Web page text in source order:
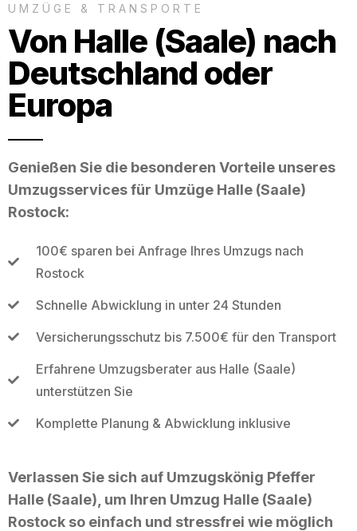
UMZÜGE & TRANSPORTE
Von Halle (Saale) nach
Deutschland oder
Europa
Genießen Sie die besonderen Vorteile unseres
Umzugsservices für Umzüge Halle (Saale)
Rostock:
100€ sparen bei Anfrage Ihres Umzugs nach
Rostock
Schnelle Abwicklung in unter 24 Stunden
Versicherungsschutz bis 7.500€ für den Transport
Erfahrene Umzugsberater aus Halle (Saale)
unterstützen Sie
Komplette Planung & Abwicklung inklusive
Verlassen Sie sich auf Umzugskönig Pfeffer
Halle (Saale), um Ihren Umzug Halle (Saale)
Rostock so einfach und stressfrei wie möglich